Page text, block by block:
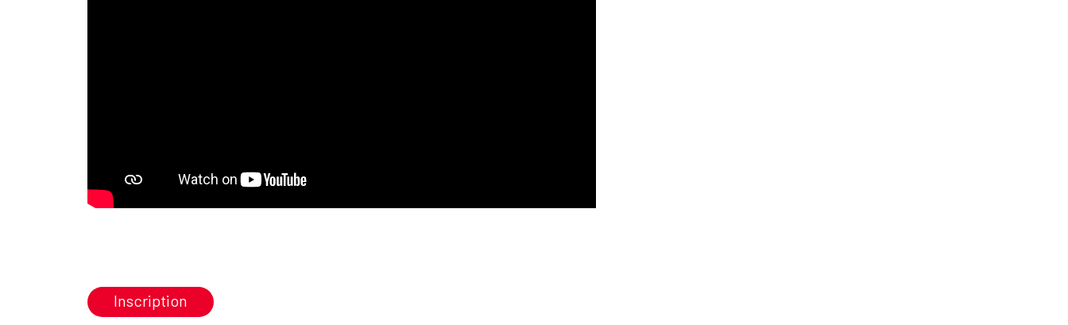
Inscription